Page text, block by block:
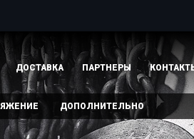
ДОСТАВКА ПАРТНЕРЫ
ДОПОЛНИТЕЛЬНО